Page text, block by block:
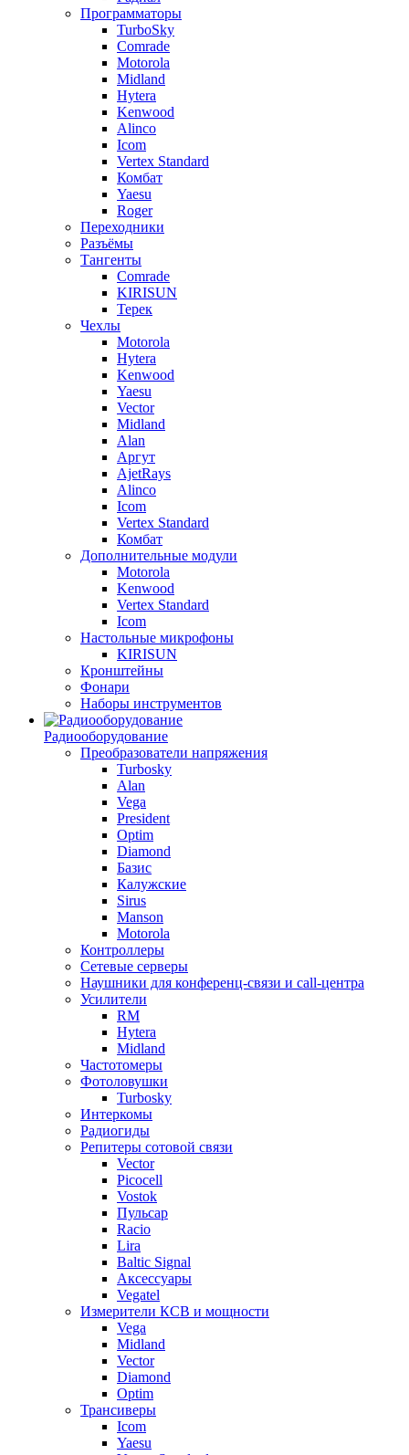
Программаторы
TurboSky
Comrade
Motorola
Midland
Hytera
Kenwood
Alinco
Icom
Vertex Standard
Комбат
Yaesu
Roger
Переходники
Разъёмы
Тангенты
Comrade
KIRISUN
Терек
Чехлы
Motorola
Hytera
Kenwood
Yaesu
Vector
Midland
Alan
Аргут
AjetRays
Alinco
Icom
Vertex Standard
Комбат
Дополнительные модули
Motorola
Kenwood
Vertex Standard
Icom
Настольные микрофоны
KIRISUN
Кронштейны
Фонари
Наборы инструментов
Радиооборудование
Преобразователи напряжения
Turbosky
Alan
Vega
President
Optim
Diamond
Базис
Калужские
Sirus
Manson
Motorola
Контроллеры
Сетевые серверы
Наушники для конференц-связи и call-центра
Усилители
RM
Hytera
Midland
Частотомеры
Фотоловушки
Turbosky
Интеркомы
Радиогиды
Репитеры сотовой связи
Vector
Picocell
Vostok
Пульсар
Racio
Lira
Baltic Signal
Аксессуары
Vegatel
Измерители КСВ и мощности
Vega
Midland
Vector
Diamond
Optim
Трансиверы
Icom
Yaesu